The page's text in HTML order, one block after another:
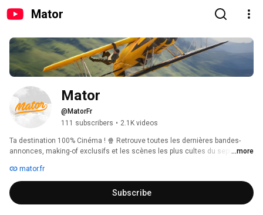
Mator
Mator
@MatorFr
111 subscribers • 2.1K videos
Ta destination 100% Cinéma ! 🍿 Retrouve toutes les dernières bandes-
annonces, making-of exclusifs et les scènes les plus cultes du septième
souvenirs de grand écran.
...more
mator.fr
Subscribe